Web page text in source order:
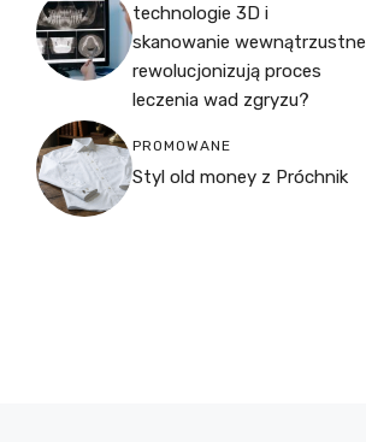
technologie 3D i
skanowanie wewnątrzustne
rewolucjonizują proces
leczenia wad zgryzu?
PROMOWANE
Styl old money z Próchnik